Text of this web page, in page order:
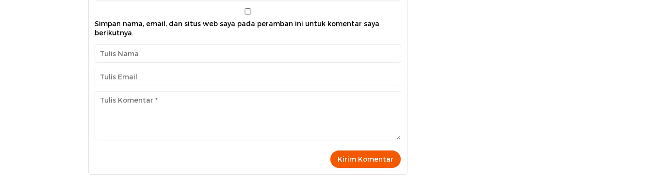
Simpan nama, email, dan situs web saya pada peramban ini untuk komentar saya
berikutnya.